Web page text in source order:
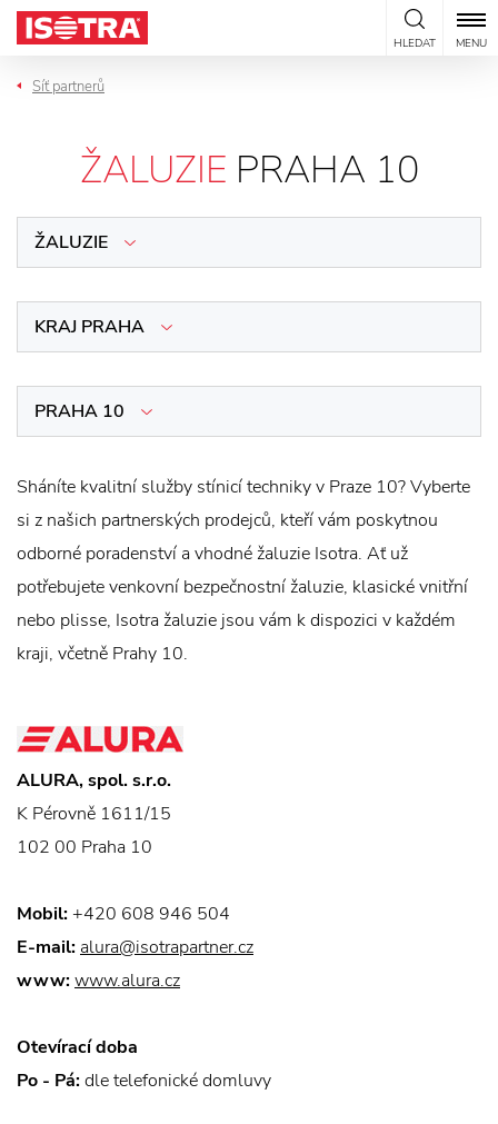
Přeskočit na obsah
HLEDAT MENU
Síť partnerů
ŽALUZIE PRAHA 10
ŽALUZIE
KRAJ PRAHA
PRAHA 10
Sháníte kvalitní služby stínicí techniky v Praze 10? Vyberte
si z našich partnerských prodejců, kteří vám poskytnou
odborné poradenství a vhodné žaluzie Isotra. Ať už
potřebujete venkovní bezpečnostní žaluzie, klasické vnitřní
nebo plisse, Isotra žaluzie jsou vám k dispozici v každém
kraji, včetně Prahy 10.
ALURA, spol. s.r.o.
K Pérovně 1611/15
102 00 Praha 10
Mobil: +420 608 946 504
E-mail: alura@isotrapartner.cz
www:www.alura.cz
Otevírací doba
Po - Pá:dle telefonické domluvy